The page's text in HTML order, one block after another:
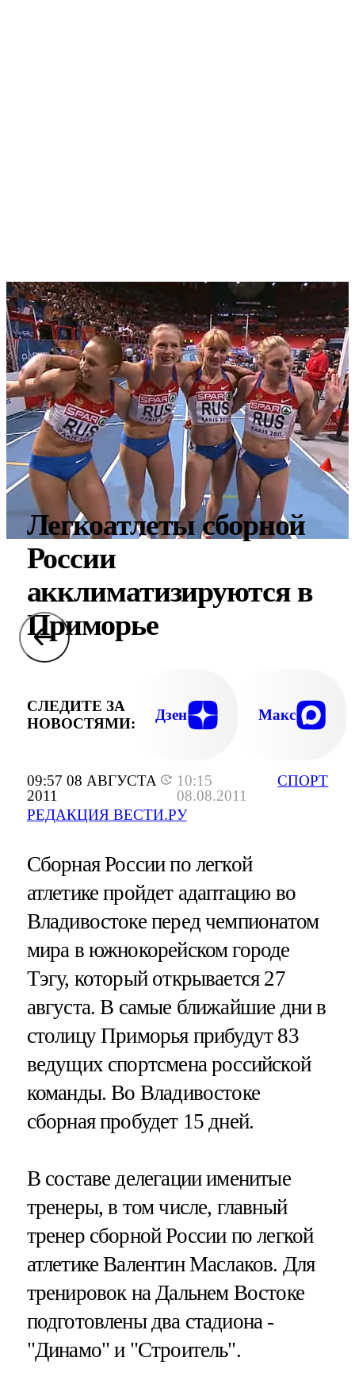
09:57 08 АВГУСТА
2011
10:15
08.08.2011
РЕДАКЦИЯ ВЕСТИ.РУ
СПОРТ
Легкоатлеты сборной
России
акклиматизируются в
Приморье
СЛЕДИТЕ ЗА
НОВОСТЯМИ:
Дзен Макс
Сборная России по легкой
атлетике пройдет адаптацию во
Владивостоке перед чемпионатом
мира в южнокорейском городе
Тэгу, который открывается 27
августа. В самые ближайшие дни в
столицу Приморья прибудут 83
ведущих спортсмена российской
команды. Во Владивостоке
сборная пробудет 15 дней.
В составе делегации именитые
тренеры, в том числе, главный
тренер сборной России по легкой
атлетике Валентин Маслаков. Для
тренировок на Дальнем Востоке
подготовлены два стадиона -
"Динамо" и "Строитель".